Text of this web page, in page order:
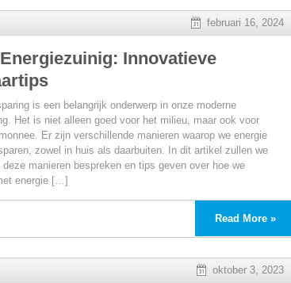
februari 16, 2024
Innovatieve
is een belangrijk onderwerp in onze moderne
Het is niet alleen goed voor het milieu, maar ook voor
Er zijn verschillende manieren waarop we energie
zowel in huis als daarbuiten. In dit artikel zullen we
manieren bespreken en tips geven over hoe we
energie […]
Read More »
oktober 3, 2023